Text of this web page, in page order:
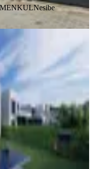
Nesibe
Mah. Satılık Villalar